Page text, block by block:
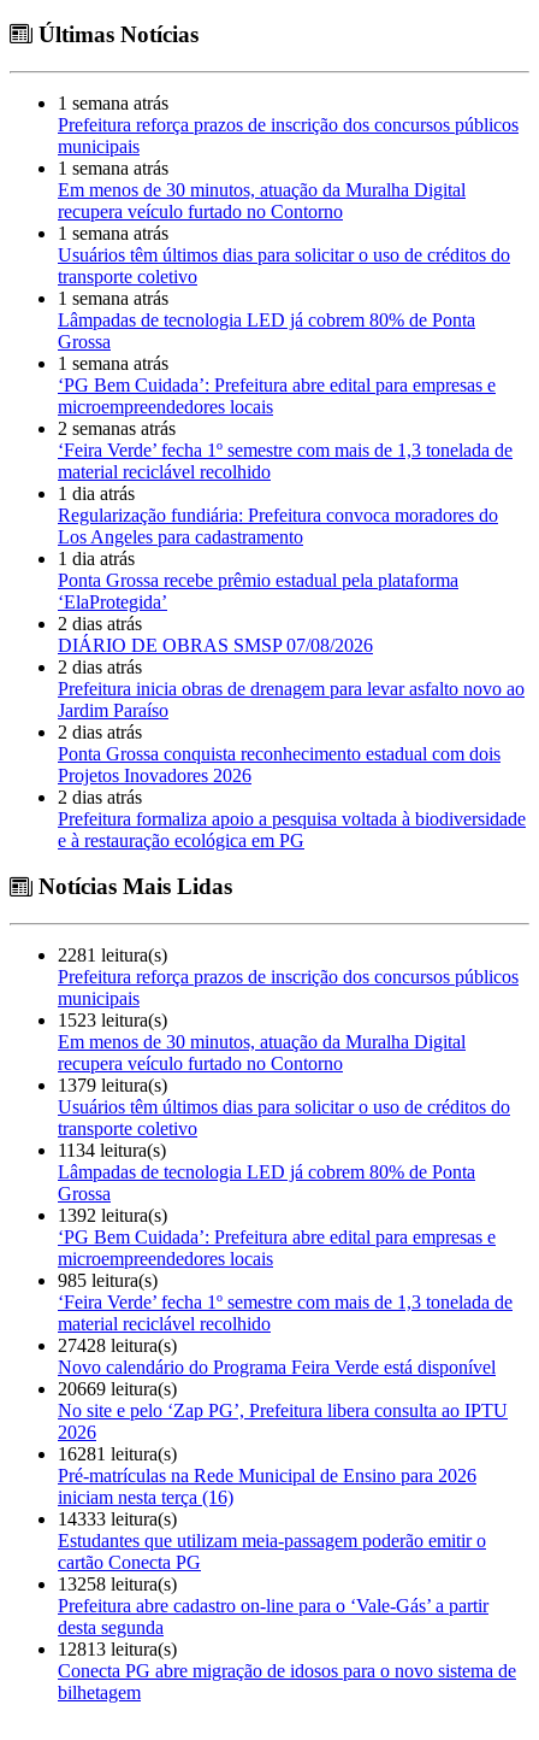
Últimas Notícias
1 semana atrás
Prefeitura reforça prazos de inscrição dos concursos públicos
municipais
1 semana atrás
Em menos de 30 minutos, atuação da Muralha Digital
recupera veículo furtado no Contorno
1 semana atrás
Usuários têm últimos dias para solicitar o uso de créditos do
transporte coletivo
1 semana atrás
Lâmpadas de tecnologia LED já cobrem 80% de Ponta
Grossa
1 semana atrás
‘PG Bem Cuidada’: Prefeitura abre edital para empresas e
microempreendedores locais
2 semanas atrás
‘Feira Verde’ fecha 1º semestre com mais de 1,3 tonelada de
material reciclável recolhido
1 dia atrás
Regularização fundiária: Prefeitura convoca moradores do
Los Angeles para cadastramento
1 dia atrás
Ponta Grossa recebe prêmio estadual pela plataforma
‘ElaProtegida’
2 dias atrás
DIÁRIO DE OBRAS SMSP 07/08/2026
2 dias atrás
Prefeitura inicia obras de drenagem para levar asfalto novo ao
Jardim Paraíso
2 dias atrás
Ponta Grossa conquista reconhecimento estadual com dois
Projetos Inovadores 2026
2 dias atrás
Prefeitura formaliza apoio a pesquisa voltada à biodiversidade
e à restauração ecológica em PG
Notícias Mais Lidas
2281 leitura(s)
Prefeitura reforça prazos de inscrição dos concursos públicos
municipais
1523 leitura(s)
Em menos de 30 minutos, atuação da Muralha Digital
recupera veículo furtado no Contorno
1379 leitura(s)
Usuários têm últimos dias para solicitar o uso de créditos do
transporte coletivo
1134 leitura(s)
Lâmpadas de tecnologia LED já cobrem 80% de Ponta
Grossa
1392 leitura(s)
‘PG Bem Cuidada’: Prefeitura abre edital para empresas e
microempreendedores locais
985 leitura(s)
‘Feira Verde’ fecha 1º semestre com mais de 1,3 tonelada de
material reciclável recolhido
27428 leitura(s)
Novo calendário do Programa Feira Verde está disponível
20669 leitura(s)
No site e pelo ‘Zap PG’, Prefeitura libera consulta ao IPTU
2026
16281 leitura(s)
Pré-matrículas na Rede Municipal de Ensino para 2026
iniciam nesta terça (16)
14333 leitura(s)
Estudantes que utilizam meia-passagem poderão emitir o
cartão Conecta PG
13258 leitura(s)
Prefeitura abre cadastro on-line para o ‘Vale-Gás’ a partir
desta segunda
12813 leitura(s)
Conecta PG abre migração de idosos para o novo sistema de
bilhetagem